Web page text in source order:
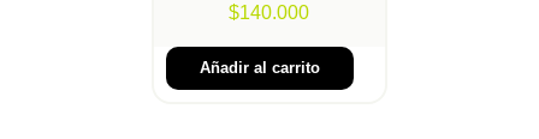
$140.000
Añadir al carrito